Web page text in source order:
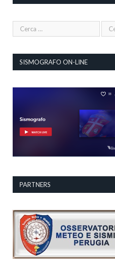
SISMOGRAFO ON-LINE
PARTNERS